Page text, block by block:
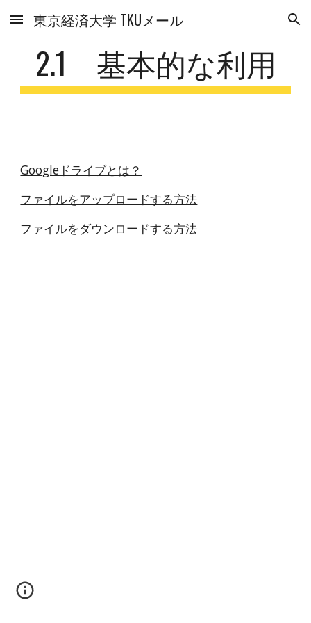
Skip to main content Skip to navigation
東京経済大学 TKUメール
2.1 基本的な利用
Googleドライブとは？
ファイルをアップロードする方法
ファイルをダウンロードする方法